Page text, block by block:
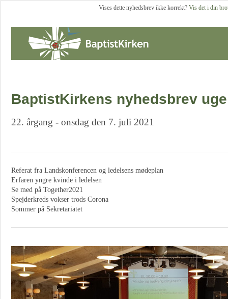
Vises dette nyhedsbrev ikke korrekt? Vis det i din
BaptistKirkens nyhedsbrev
22. årgang - onsdag den 7. juli 2021
Referat fra Landskonferencen og ledelsens mødeplan
Erfaren yngre kvinde i ledelsen
Se med på Together2021
Spejderkreds vokser trods Corona
Sommer på Sekretariatet